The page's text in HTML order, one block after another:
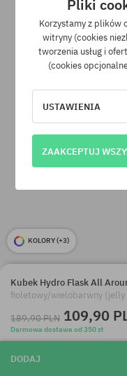
KOLORY (+3)
Kubek Hydro Flask All
fioletowy/wielobarwny (jelly
189,90 PLN 109,90
Darmowa dostawa od 350 zł
DODAJ
Pliki
Korzystamy z plików
witryny (cookies
tworzenia usług i
(cookies
USTAWIENIA
ZAAKCEPTUJ